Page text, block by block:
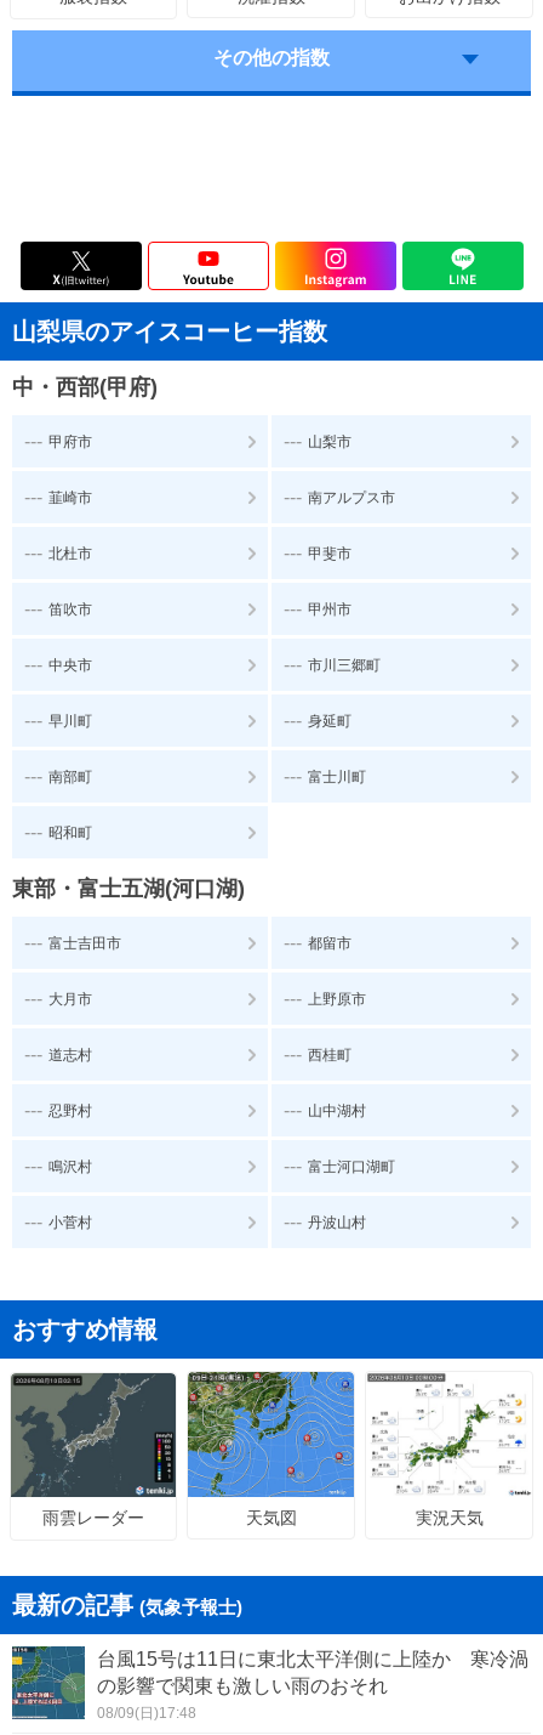
その他の指数
山梨県のアイスコーヒー指数
中・西部(甲府)
--- 甲府市 --- 山梨市
--- 韮崎市 --- 南アルプス市
--- 北杜市 --- 甲斐市
--- 笛吹市 --- 甲州市
--- 中央市 --- 市川三郷町
--- 早川町 --- 身延町
--- 南部町 --- 富士川町
--- 昭和町
東部・富士五湖(河口湖)
--- 富士吉田市 --- 都留市
--- 大月市 --- 上野原市
--- 道志村 --- 西桂町
--- 忍野村 --- 山中湖村
--- 鳴沢村 --- 富士河口湖町
--- 小菅村 --- 丹波山村
おすすめ情報
雨雲レーダー 天気図 実況天気
最新の記事 (気象予報士)
台風15号は11日に東北太平洋側に上陸か 寒冷渦
の影響で関東も激しい雨のおそれ
08/09(日)17:48